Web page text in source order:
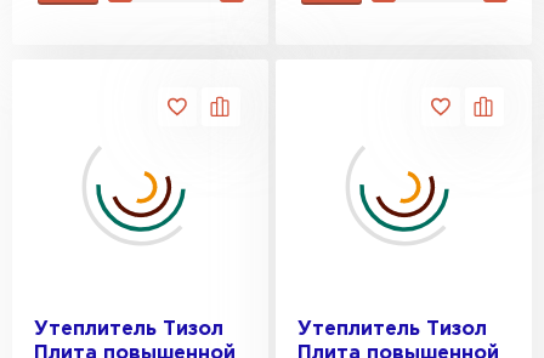
Утеплитель Тизол
Плита повышенной
Утеплитель Тизол
Плита повышенной